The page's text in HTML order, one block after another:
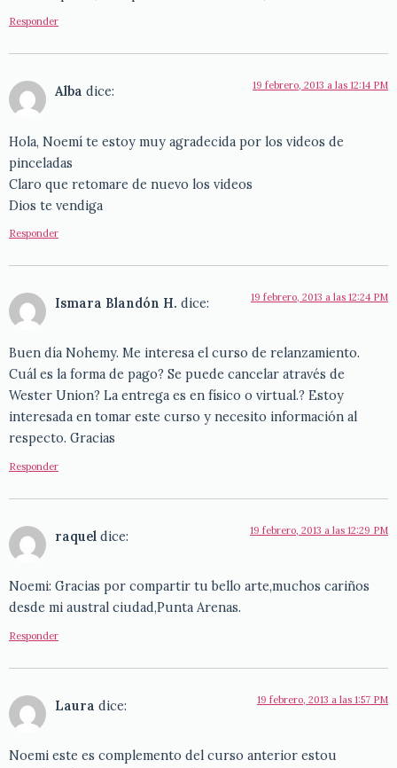
Responder
Alba dice: 19 febrero, 2013 a las 12:14 PM
Hola, Noemí te estoy muy agradecida por los videos de
pinceladas
Claro que retomare de nuevo los videos
Dios te vendiga
Responder
Ismara Blandón H. dice: 19 febrero, 2013 a las 12:24 PM
Buen día Nohemy. Me interesa el curso de relanzamiento.
Cuál es la forma de pago? Se puede cancelar através de
Wester Union? La entrega es en físico o virtual.? Estoy
interesada en tomar este curso y necesito información al
respecto. Gracias
Responder
raquel dice: 19 febrero, 2013 a las 12:29 PM
Noemi: Gracias por compartir tu bello arte,muchos cariños
desde mi austral ciudad,Punta Arenas.
Responder
Laura dice: 19 febrero, 2013 a las 1:57 PM
Noemi este es complemento del curso anterior estou